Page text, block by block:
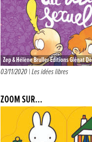
Zep & Hélène Bruller Éditions Glénat
10€95 Il y a presque vingt ans sortait le…
03/11/2020 |Les idées libres
ZOOM SUR…